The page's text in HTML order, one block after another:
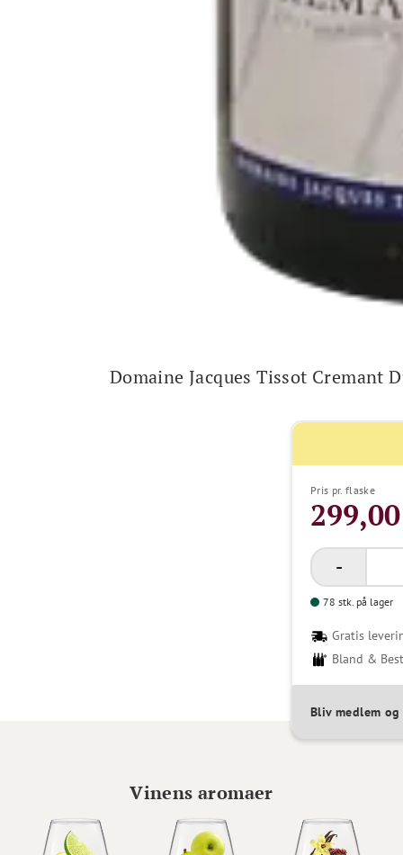
Domaine Jacques Tissot Cremant
Pris pr. flaske
Gratis
Bland &
78 stk. på lager
Bliv medlem
Vinens aromaer